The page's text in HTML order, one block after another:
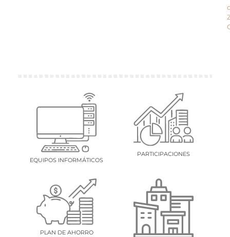
EQUIPOS INFORMÁTICOS
PARTICIPACIONES
PLAN DE AHORRO